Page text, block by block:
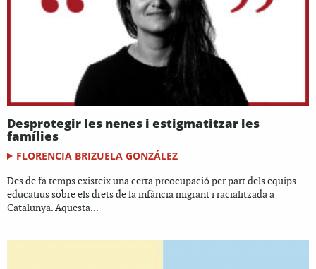
Desprotegir les nenes i estigmatitzar les
famílies
FLORENCIA BRIZUELA GONZÁLEZ
Des de fa temps existeix una certa preocupació per part dels equips
educatius sobre els drets de la infància migrant i racialitzada a
Catalunya. Aquesta...